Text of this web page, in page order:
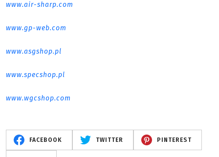
www.air-sharp.com
www.gp-web.com
www.asgshop.pl
www.specshop.pl
www.wgcshop.com
FACEBOOK TWITTER PINTEREST